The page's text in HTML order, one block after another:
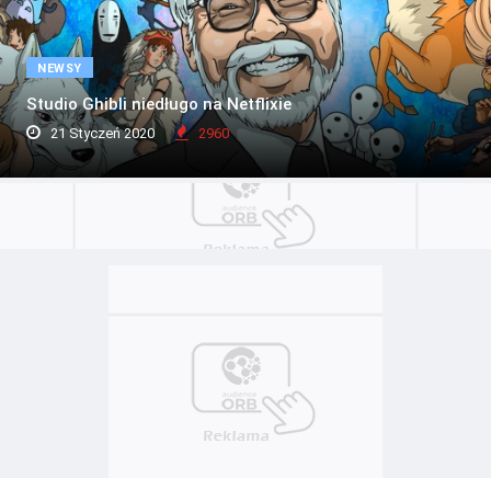
NEWSY
Studio Ghibli niedługo na Netflixie
21 Styczeń 2020 2960